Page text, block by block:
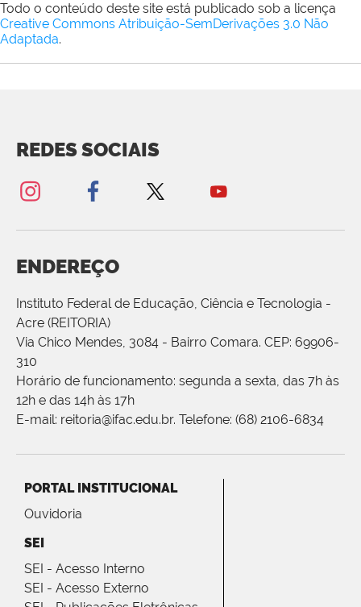
Todo o conteúdo deste site está publicado sob a licença
Creative Commons Atribuição-SemDerivações 3.0 Não
Adaptada.
REDES SOCIAIS
ENDEREÇO
Instituto Federal de Educação, Ciência e Tecnologia -
Acre (REITORIA)
Via Chico Mendes, 3084 - Bairro Comara. CEP: 69906-
310
Horário de funcionamento: segunda a sexta, das 7h às
12h e das 14h às 17h
E-mail: reitoria@ifac.edu.br. Telefone: (68) 2106-6834
PORTAL INSTITUCIONAL
Ouvidoria
SEI
SEI - Acesso Interno
SEI - Acesso Externo